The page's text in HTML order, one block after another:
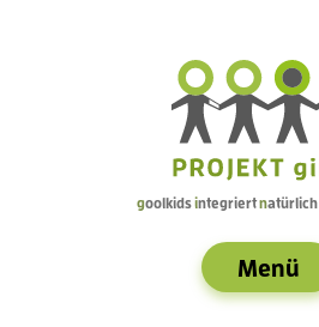
goolkidsintegriertnatürlich
Menü